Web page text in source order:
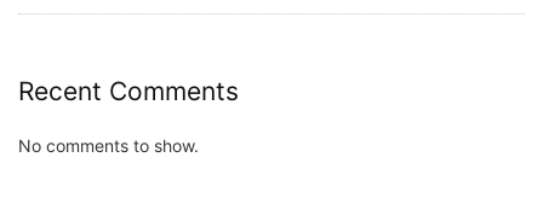
Recent Comments
No comments to show.